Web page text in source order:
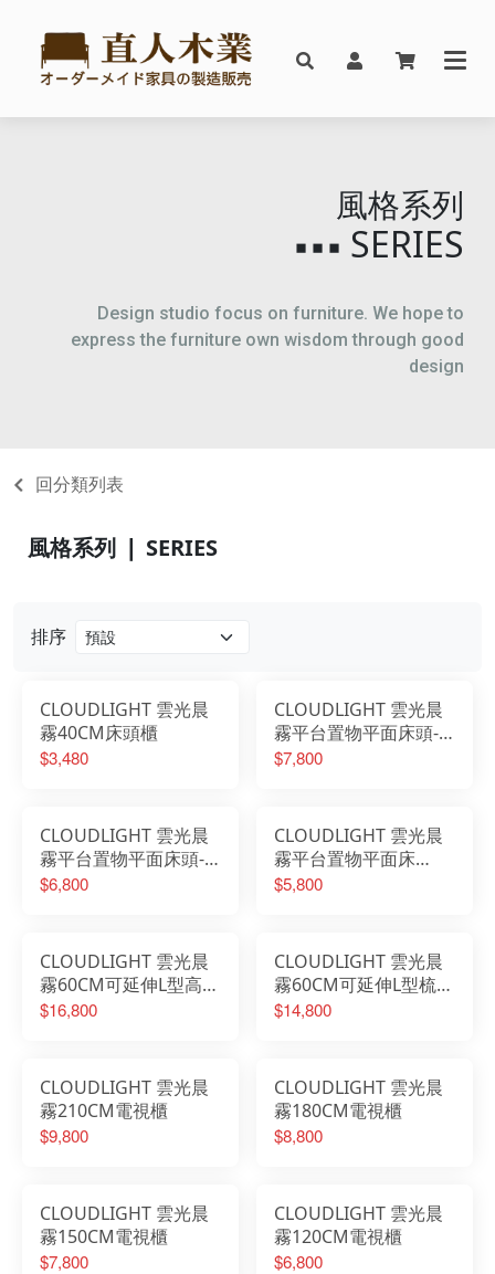
風格系列
▪▪▪ SERIES
Design studio focus on furniture. We hope to
express the furniture own wisdom through good
design
回分類列表
排序
CLOUDLIGHT 雲光晨
霧40CM床頭櫃
$3,480
CLOUDLIGHT 雲光晨
霧平台置物平面床頭-6
尺
$7,800
CLOUDLIGHT 雲光晨
霧平台置物平面床頭-5
尺
$6,800
CLOUDLIGHT 雲光晨
霧平台置物平面床
頭-3.5尺
$5,800
CLOUDLIGHT 雲光晨
霧60CM可延伸L型高被
櫥梳桌櫃組
$16,800
CLOUDLIGHT 雲光晨
霧60CM可延伸L型梳桌
櫃組
$14,800
CLOUDLIGHT 雲光晨
霧210CM電視櫃
$9,800
CLOUDLIGHT 雲光晨
霧180CM電視櫃
$8,800
CLOUDLIGHT 雲光晨
霧150CM電視櫃
$7,800
CLOUDLIGHT 雲光晨
霧120CM電視櫃
$6,800
風格系列 ❘ SERIES